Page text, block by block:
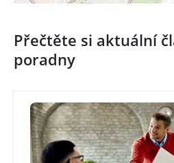
Přečtěte si aktuální
poradny